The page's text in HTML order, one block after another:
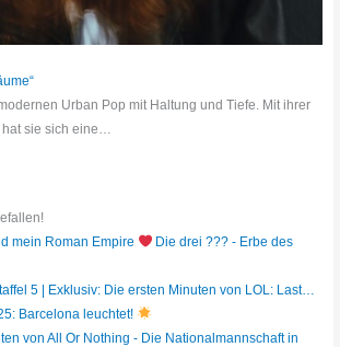
Urban Pop mit Haltung und Tiefe. Mit ihrer
hat sie sich eine…
mein Roman Empire
Die drei ??? - Erbe des
5 | Exklusiv: Die ersten Minuten von LOL: Last…
Barcelona leuchtet!
von All Or Nothing - Die Nationalmannschaft in